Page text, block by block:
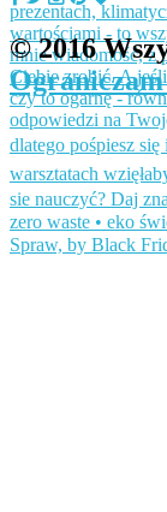
Spraw, by Black
© 2016
Ograniczam